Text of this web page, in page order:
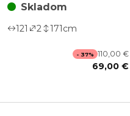
Skladom
121 2 171cm
- 37% 110,00 €
69,00 €